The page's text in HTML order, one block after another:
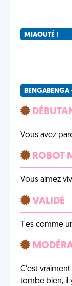
MIAOUTÉ !
BENGABENGA
Vous avez
ROBOT
Vous aimez
VALIDÉ
T'es comme
C'est
tombe bien, il